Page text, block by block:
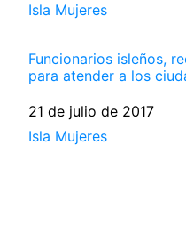
Respecto a
Isla Mujeres
Funcionarios isleños,
para atender a los
Fecha
21 de julio de 2017
Respecto a
Isla Mujeres